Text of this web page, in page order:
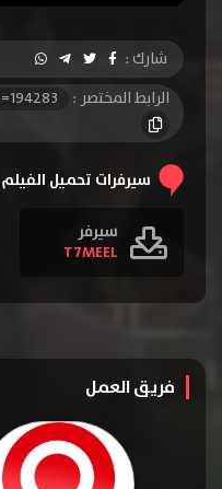
شارك :
الرابط المختصر :
سيرفرات تحميل الفيلم
سيرفر
T7MEEL
فريق العمل